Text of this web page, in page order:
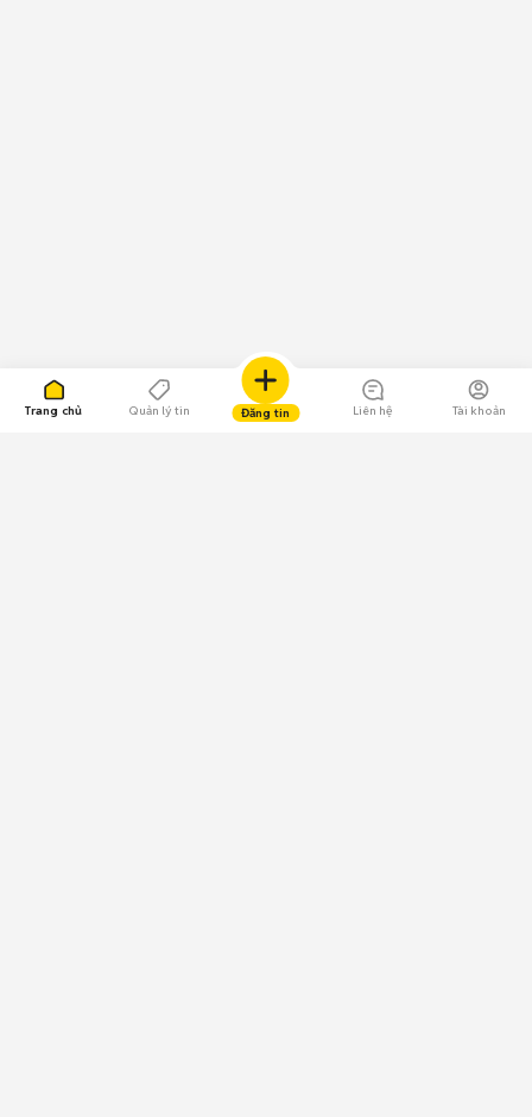
Trang chủ Quản lý tin Đăng tin Liên hệ Tài khoản